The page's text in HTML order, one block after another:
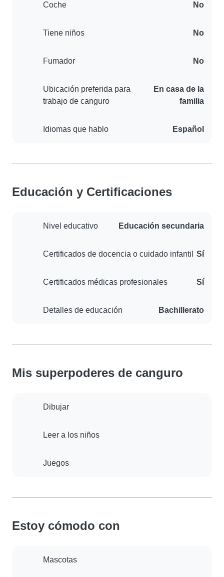
Coche No
Tiene niños No
Fumador No
Ubicación preferida para
trabajo de canguro
En casa de la
familia
Idiomas que hablo Español
Educación y Certificaciones
Nivel educativo Educación secundaria
Certificados de docencia o cuidado infantil Sí
Certificados médicas profesionales Sí
Detalles de educación Bachillerato
Mis superpoderes de canguro
Dibujar
Leer a los niños
Juegos
Estoy cómodo con
Mascotas